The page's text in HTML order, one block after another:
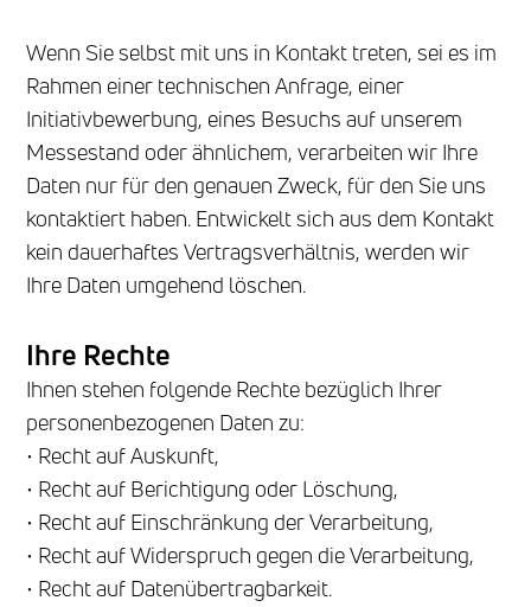
Wenn Sie selbst mit uns in Kontakt treten, sei es im
Rahmen einer technischen Anfrage, einer
Initiativbewerbung, eines Besuchs auf unserem
Messestand oder ähnlichem, verarbeiten wir Ihre
Daten nur für den genauen Zweck, für den Sie uns
kontaktiert haben. Entwickelt sich aus dem Kontakt
kein dauerhaftes Vertragsverhältnis, werden wir
Ihre Daten umgehend löschen.
Ihre Rechte
Ihnen stehen folgende Rechte bezüglich Ihrer
personenbezogenen Daten zu:
• Recht auf Auskunft,
• Recht auf Berichtigung oder Löschung,
• Recht auf Einschränkung der Verarbeitung,
• Recht auf Widerspruch gegen die Verarbeitung,
• Recht auf Datenübertragbarkeit.